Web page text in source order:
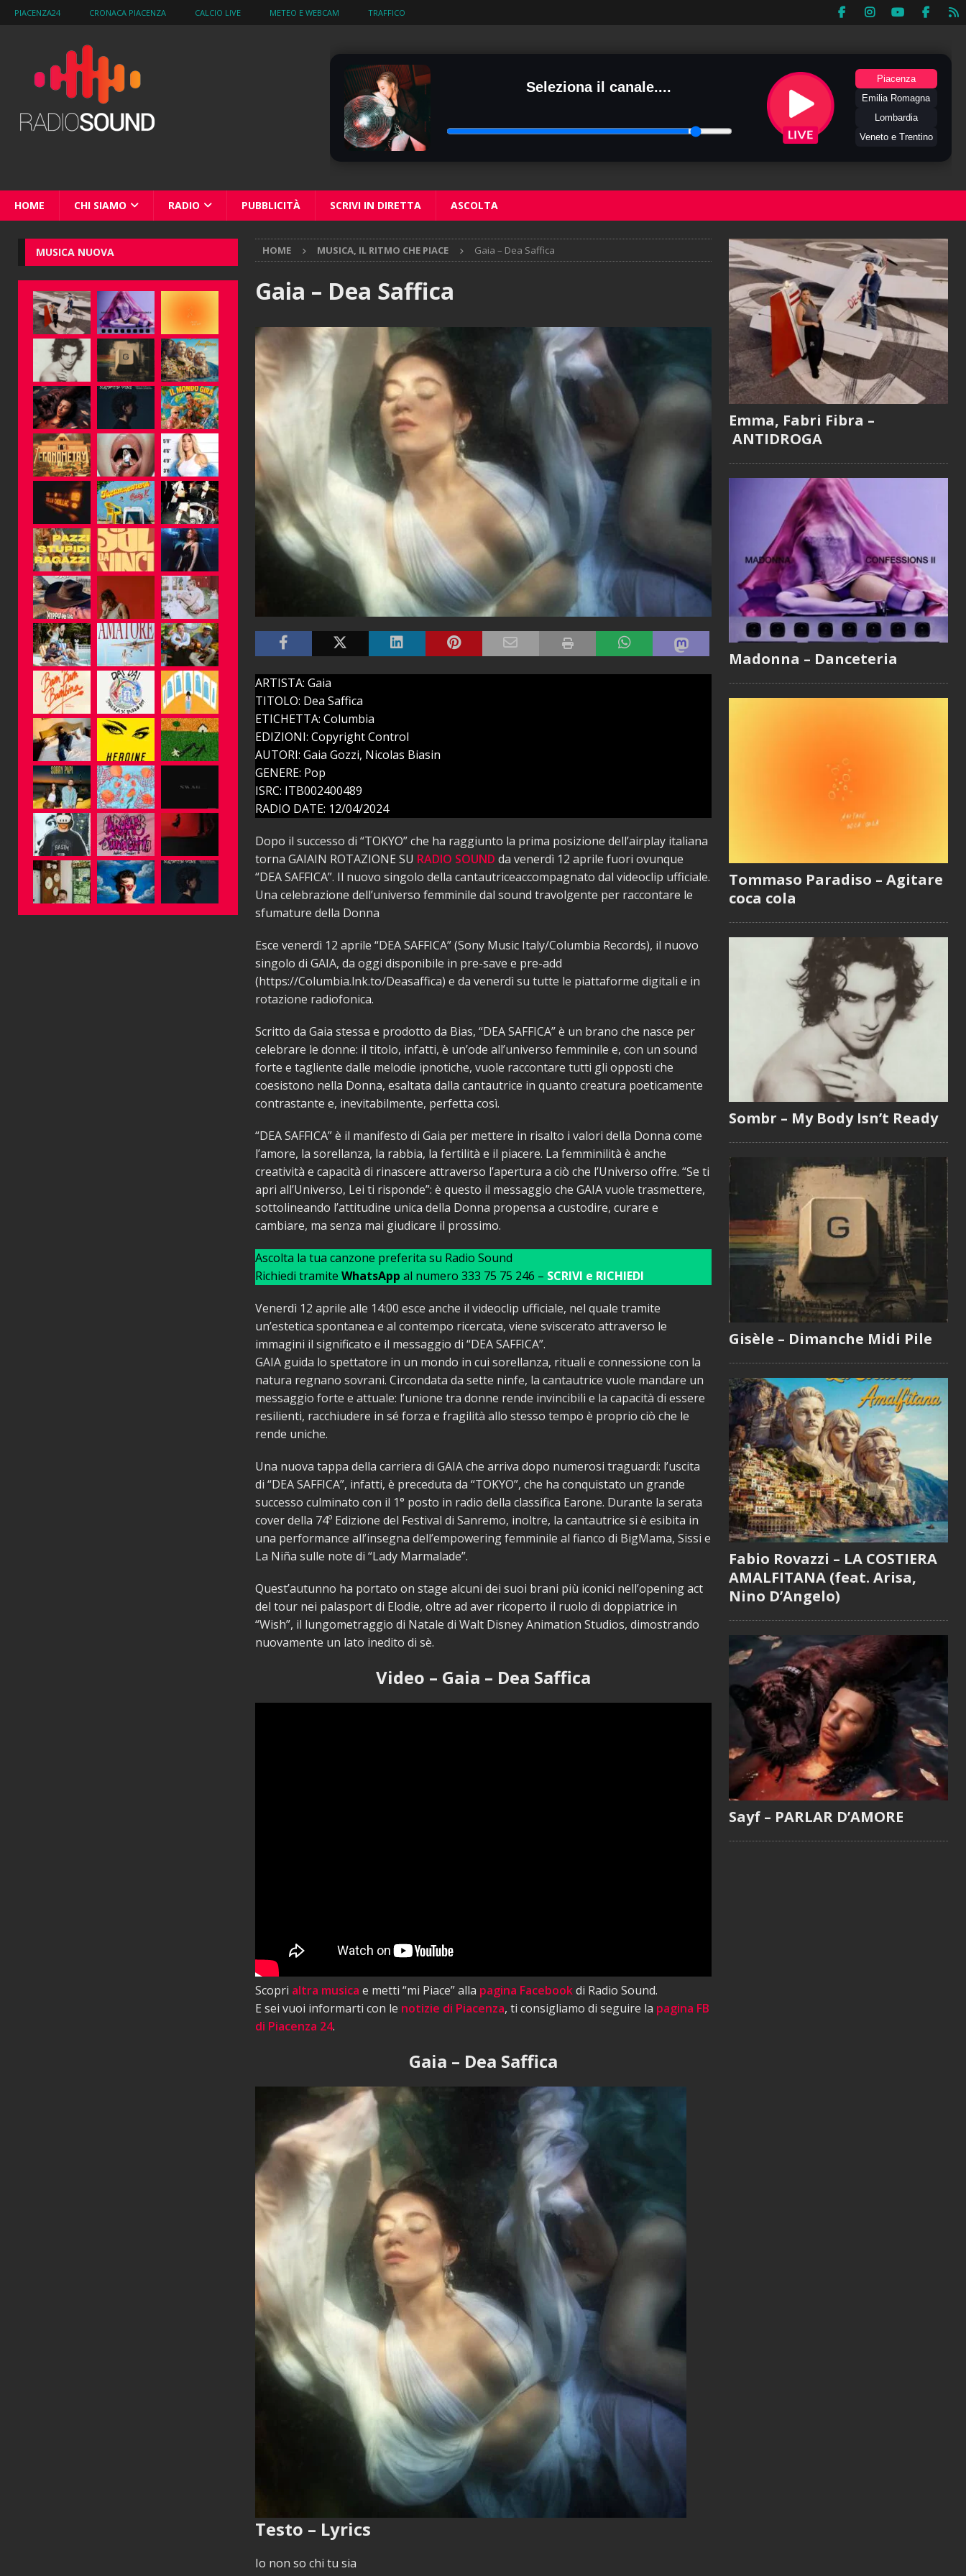
PIACENZA24 CRONACA PIACENZA CALCIO LIVE METEO E WEBCAM TRAFFICO
Seleziona il canale....
Piacenza
Emilia Romagna
Lombardia
Veneto e Trentino
HOME CHI SIAMO RADIO PUBBLICITÀ SCRIVI IN DIRETTA ASCOLTA
HOME MUSICA, IL RITMO CHE PIACE Gaia – Dea Saffica
Gaia – Dea Saffica
ARTISTA: Gaia
TITOLO: Dea Saffica
ETICHETTA: Columbia
EDIZIONI: Copyright Control
AUTORI: Gaia Gozzi, Nicolas Biasin
GENERE: Pop
ISRC: ITB002400489
RADIO DATE: 12/04/2024
Dopo il successo di “TOKYO” che ha raggiunto la prima posizione dell’airplay italiana
torna GAIAIN ROTAZIONE SU RADIO SOUND da venerdì 12 aprile fuori ovunque
“DEA SAFFICA”. Il nuovo singolo della cantautriceaccompagnato dal videoclip ufficiale.
Una celebrazione dell’universo femminile dal sound travolgente per raccontare le
sfumature della Donna
Esce venerdì 12 aprile “DEA SAFFICA” (Sony Music Italy/Columbia Records), il nuovo
singolo di GAIA, da oggi disponibile in pre-save e pre-add
(https://Columbia.lnk.to/Deasaffica) e da venerdì su tutte le piattaforme digitali e in
rotazione radiofonica.
Scritto da Gaia stessa e prodotto da Bias, “DEA SAFFICA” è un brano che nasce per
celebrare le donne: il titolo, infatti, è un’ode all’universo femminile e, con un sound
forte e tagliente dalle melodie ipnotiche, vuole raccontare tutti gli opposti che
coesistono nella Donna, esaltata dalla cantautrice in quanto creatura poeticamente
contrastante e, inevitabilmente, perfetta così.
“DEA SAFFICA” è il manifesto di Gaia per mettere in risalto i valori della Donna come
l’amore, la sorellanza, la rabbia, la fertilità e il piacere. La femminilità è anche
creatività e capacità di rinascere attraverso l’apertura a ciò che l’Universo offre. “Se ti
apri all’Universo, Lei ti risponde”: è questo il messaggio che GAIA vuole trasmettere,
sottolineando l’attitudine unica della Donna propensa a custodire, curare e
cambiare, ma senza mai giudicare il prossimo.
Ascolta la tua canzone preferita su Radio Sound
Richiedi tramite WhatsApp al numero 333 75 75 246 – SCRIVI e RICHIEDI
Venerdì 12 aprile alle 14:00 esce anche il videoclip ufficiale, nel quale tramite
un’estetica spontanea e al contempo ricercata, viene sviscerato attraverso le
immagini il significato e il messaggio di “DEA SAFFICA”.
GAIA guida lo spettatore in un mondo in cui sorellanza, rituali e connessione con la
natura regnano sovrani. Circondata da sette ninfe, la cantautrice vuole mandare un
messaggio forte e attuale: l’unione tra donne rende invincibili e la capacità di essere
resilienti, racchiudere in sé forza e fragilità allo stesso tempo è proprio ciò che le
rende uniche.
Una nuova tappa della carriera di GAIA che arriva dopo numerosi traguardi: l’uscita
di “DEA SAFFICA”, infatti, è preceduta da “TOKYO”, che ha conquistato un grande
successo culminato con il 1° posto in radio della classifica Earone. Durante la serata
cover della 74º Edizione del Festival di Sanremo, inoltre, la cantautrice si è esibita in
una performance all’insegna dell’empowering femminile al fianco di BigMama, Sissi e
La Niña sulle note di “Lady Marmalade”.
Quest’autunno ha portato on stage alcuni dei suoi brani più iconici nell’opening act
del tour nei palasport di Elodie, oltre ad aver ricoperto il ruolo di doppiatrice in
“Wish”, il lungometraggio di Natale di Walt Disney Animation Studios, dimostrando
nuovamente un lato inedito di sè.
Video – Gaia – Dea Saffica
Scopri altra musica e metti “mi Piace” alla pagina Facebookdi Radio Sound.
E sei vuoi informarti con le notizie di Piacenza, ti consigliamo di seguire la pagina FB
di Piacenza 24.
Gaia – Dea Saffica
Testo – Lyrics
Io non so chi tu sia
MUSICA NUOVA
Emma, Fabri Fibra –
ANTIDROGA
Madonna – Danceteria
Tommaso Paradiso – Agitare
coca cola
Sombr – My Body Isn’t Ready
Gisèle – Dimanche Midi Pile
Fabio Rovazzi – LA COSTIERA
AMALFITANA (feat. Arisa,
Nino D’Angelo)
Sayf – PARLAR D’AMORE